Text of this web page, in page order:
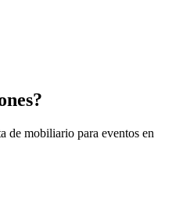
de mobiliario para eventos en